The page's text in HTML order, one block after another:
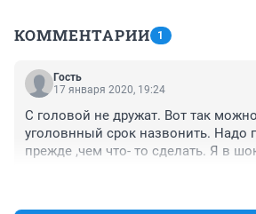
КОММЕНТАРИИ 1
Гость
17 января 2020, 19:24
С головой не дружат. Вот так
уголовнный срок назвонить. Надо
прежде ,чем что- то сделать. Я в